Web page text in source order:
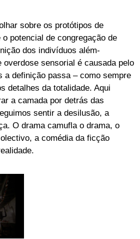
sobre os protótipos de
potencial de congregação de
dos indivíduos além-
overdose sensorial é causada pelo
a definição passa – como sempre
detalhes da totalidade. Aqui
a camada por detrás das
sentir a desilusão, a
O drama camufla o drama, o
a comédia da ficção